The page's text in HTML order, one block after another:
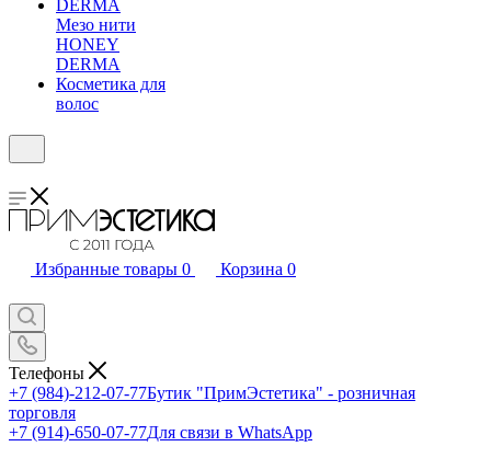
Мезо нити
HONEY
DERMA
Косметика для
волос
Избранные товары 0 Корзина 0
Телефоны
+7 (984)-212-07-77Бутик "ПримЭстетика" - розничная
торговля
+7 (914)-650-07-77Для связи в WhatsApp